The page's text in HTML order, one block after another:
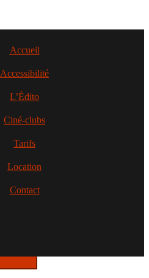
Accueil
Accessibilité
L’Édito
Ciné-clubs
Tarifs
Location
Contact